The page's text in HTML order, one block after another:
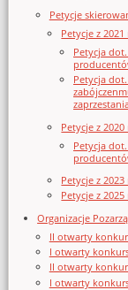
Petycje
Petycje z
Petycja
Petycja
Petycje z
Petycja
Petycje z
Petycje z
Organizacje
II otwarty
I otwarty
II otwarty
I otwarty